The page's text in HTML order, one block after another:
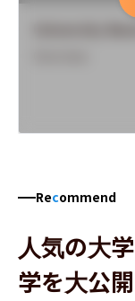
Recommend
人気の大
学を大公開